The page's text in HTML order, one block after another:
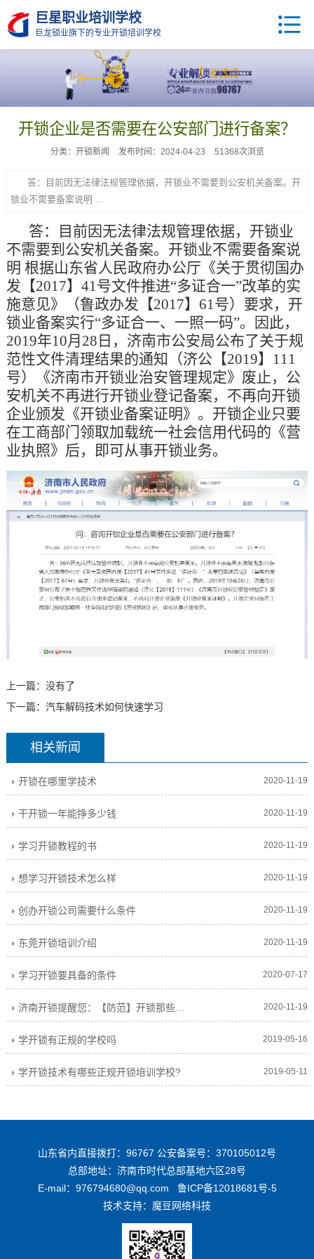
巨星职业培训学校
巨龙锁业旗下的专业开锁培训学校
开锁企业是否需要在公安部门进行备案？
分类：开锁新闻 发布时间：2024-04-23 51368次浏览
答：目前因无法律法规管理依据，开锁业不需要到公安机关备案。开
锁业不需要备案说明 ...
答：目前因无法律法规管理依据，开锁业
不需要到公安机关备案。开锁业不需要备案说
明 根据山东省人民政府办公厅《关于贯彻国办
发【2017】41号文件推进“多证合一”改革的实
施意见》（鲁政办发【2017】61号）要求，开
锁业备案实行“多证合一、一照一码”。因此，
2019年10月28日，济南市公安局公布了关于规
范性文件清理结果的通知（济公【2019】111
号）《济南市开锁业治安管理规定》废止，公
安机关不再进行开锁业登记备案，不再向开锁
企业颁发《开锁业备案证明》。开锁企业只要
在工商部门领取加载统一社会信用代码的《营
业执照》后，即可从事开锁业务。
上一篇：没有了
下一篇： 汽车解码技术如何快速学习
相关新闻
开锁在哪里学技术 2020-11-19
干开锁一年能挣多少钱 2020-11-19
学习开锁教程的书 2020-11-19
想学习开锁技术怎么样 2020-11-19
创办开锁公司需要什么条件 2020-11-19
东莞开锁培训介绍 2020-11-19
学习开锁要具备的条件 2020-07-17
济南开锁提醒您：【防范】开锁那些事儿！ 2020-11-19
学开锁有正规的学校吗 2019-05-16
学开锁技术有哪些正规开锁培训学校? 2019-05-11
山东省内直接拨打：96767 公安备案号：370105012号
总部地址：济南市时代总部基地六区28号
E-mail：976794680@qq.com 鲁ICP备12018681号-5
技术支持： 魔豆网络科技